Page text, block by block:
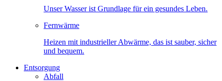
Unser Wasser ist Grundlage für ein gesundes Leben.
Fernwärme
Heizen mit industrieller Abwärme, das ist sauber, sicher
und bequem.
Entsorgung
Abfall